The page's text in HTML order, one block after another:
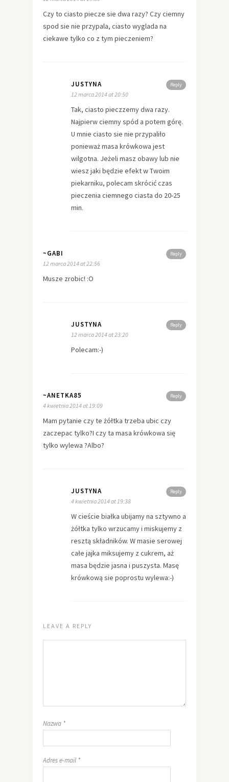
Czy to ciasto piecze sie dwa razy? Czy ciemny
spod sie nie przypala, ciasto wyglada na
ciekawe tylko co z tym pieczeniem?
Reply
JUSTYNA
12 marca 2014 at 20:50
Tak, ciasto pieczzemy dwa razy.
Najpierw ciemny spód a potem górę.
U mnie ciasto sie nie przypaliło
ponieważ masa krówkowa jest
wilgotna. Jeżeli masz obawy lub nie
wiesz jaki będzie efekt w Twoim
piekarniku, polecam skrócić czas
pieczenia ciemnego ciasta do 20-25
min.
Reply
~GABI
12 marca 2014 at 22:56
Musze zrobic! :O
Reply
JUSTYNA
12 marca 2014 at 23:20
Polecam:-)
Reply
~ANETKA85
4 kwietnia 2014 at 19:09
Mam pytanie czy te żółtka trzeba ubic czy
zaczepac tylko?I czy ta masa krówkowa się
tylko wylewa ?Albo?
Reply
JUSTYNA
4 kwietnia 2014 at 19:38
W cieście białka ubijamy na sztywno a
żółtka tylko wrzucamy i miskujemy z
resztą składników. W masie serowej
całe jajka miksujemy z cukrem, aż
masa będzie jasna i puszysta. Masę
krówkową sie poprostu wylewa:-)
LEAVE A REPLY
Nazwa *
Adres e-mail *